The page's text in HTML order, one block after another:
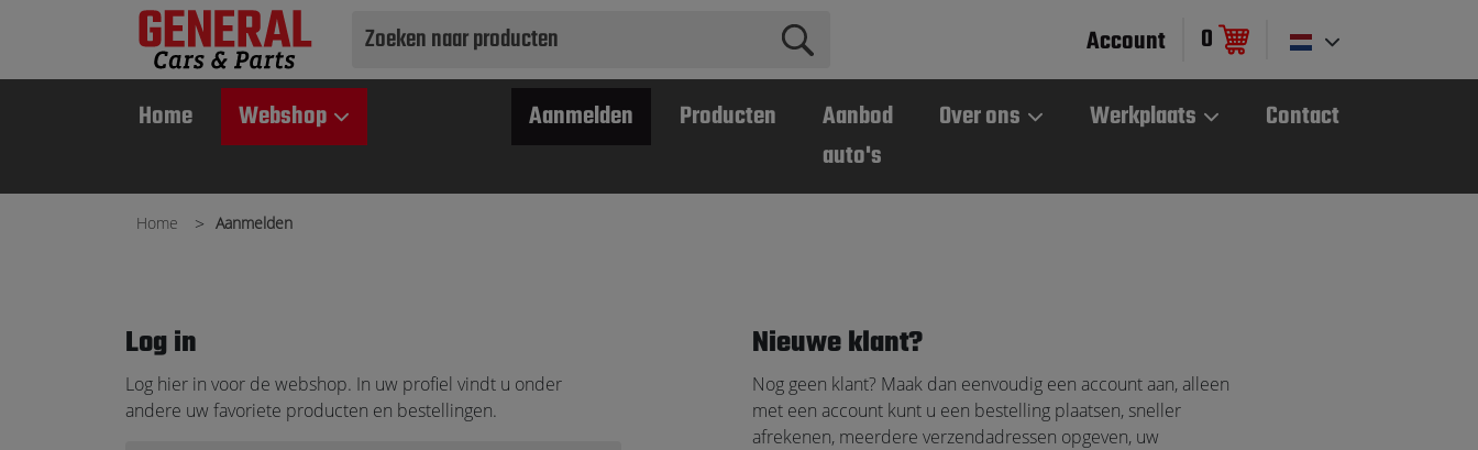
Use
up
to
selected
Account 0
Home Webshop Aanmelden Producten
Aanbod
auto's
Over ons Werkplaats Contact
Home Aanmelden
Log in
Log hier in voor de webshop. In uw profiel vindt u onder
andere uw favoriete producten en bestellingen.
Nieuwe klant?
Nog geen klant? Maak dan eenvoudig een account aan, alleen
met een account kunt u een bestelling plaatsen, sneller
afrekenen, meerdere verzendadressen opgeven, uw